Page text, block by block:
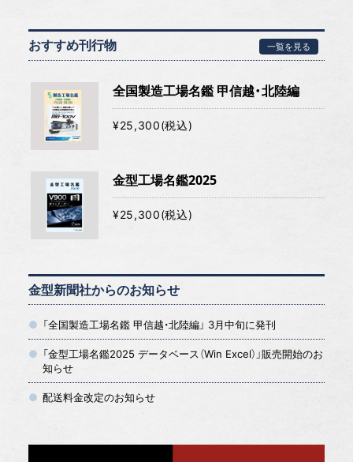
おすすめ刊行物 一覧を見る
全国製造工場名鑑 甲信越・北陸編
¥25,300(税込)
金型工場名鑑2025
¥25,300(税込)
金型新聞社からのお知らせ
「全国製造工場名鑑 甲信越・北陸編」 3月中旬に発刊
「金型工場名鑑2025 データベース（Win Excel）」販売開始のお
知らせ
配送料金改定のお知らせ